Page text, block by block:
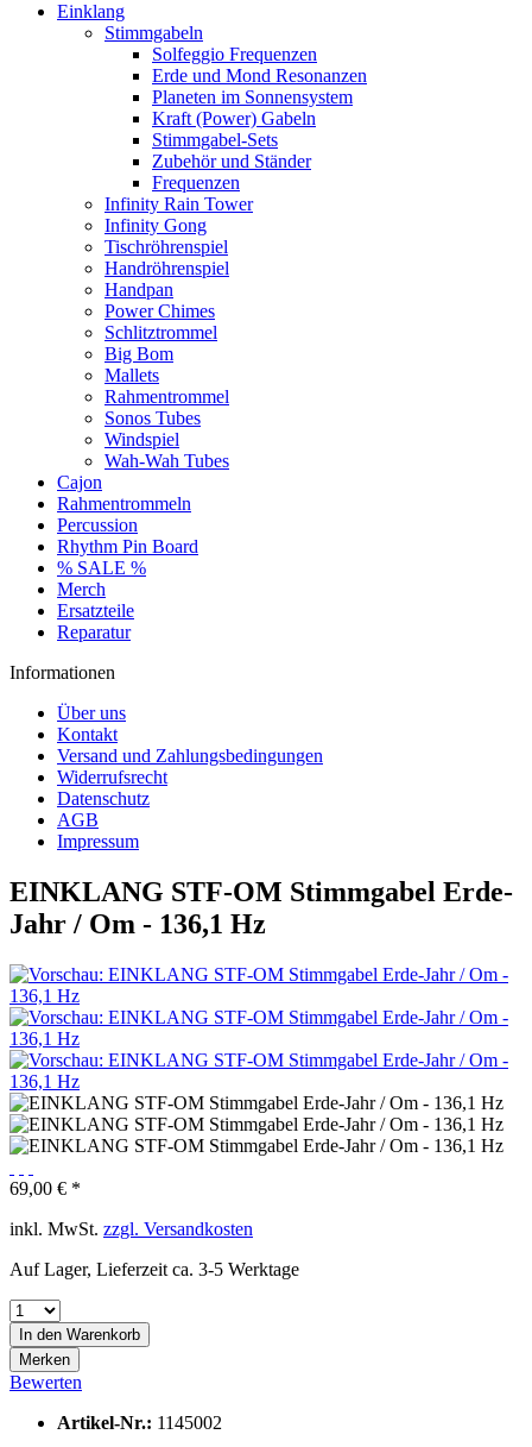
Einklang
Stimmgabeln
Solfeggio Frequenzen
Erde und Mond Resonanzen
Planeten im Sonnensystem
Kraft (Power) Gabeln
Stimmgabel-Sets
Zubehör und Ständer
Frequenzen
Infinity Rain Tower
Infinity Gong
Tischröhrenspiel
Handröhrenspiel
Handpan
Power Chimes
Schlitztrommel
Big Bom
Mallets
Rahmentrommel
Sonos Tubes
Windspiel
Wah-Wah Tubes
Cajon
Rahmentrommeln
Percussion
Rhythm Pin Board
% SALE %
Merch
Ersatzteile
Reparatur
Informationen
Über uns
Kontakt
Versand und Zahlungsbedingungen
Widerrufsrecht
Datenschutz
AGB
Impressum
EINKLANG STF-OM Stimmgabel Erde-
Jahr / Om - 136,1 Hz
69,00 € *
inkl. MwSt. zzgl. Versandkosten
Auf Lager, Lieferzeit ca. 3-5 Werktage
In den Warenkorb
Merken
Bewerten
Artikel-Nr.: 1145002